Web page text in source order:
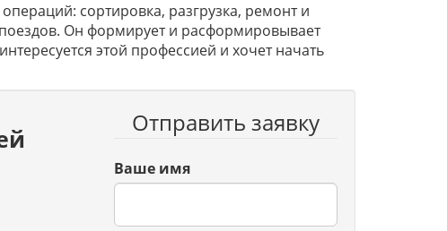
сортировка, разгрузка, ремонт и
Он формирует и расформировывает
этой профессией и хочет начать
Отправить заявку
Ваше имя